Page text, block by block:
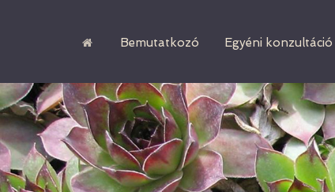
Bemutatkozó Egyéni konzultáció